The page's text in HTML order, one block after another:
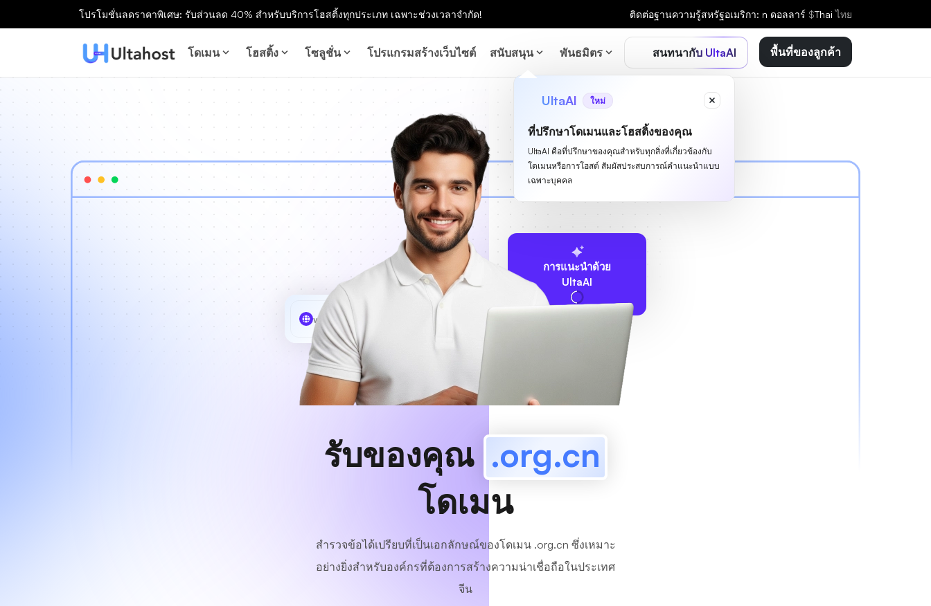
โปรโมชั่นลดราคาพิเศษ: รับส่วนลด 40% สำหรับบริการโฮสติ้งทุกประเภท เฉพาะช่วงเวลาจำกัด! ติดต่อฐานความรู้สหรัฐอเมริกา: n ดอลลาร์ $Thaiไทย
โดเมน โฮสติ้ง โซลูชั่น โปรแกรมสร้างเว็บไซต์ สนับสนุน พันธมิตร สนทนากับ UltaAI
UltaAI ใหม่
ที่ปรึกษาโดเมนและโฮสติ้งของคุณ
UltaAI คือที่ปรึกษาของคุณสำหรับทุกสิ่งที่เกี่ยวข้องกับ
โดเมนหรือการโฮสต์ สัมผัสประสบการณ์คำแนะนำแบบ
เฉพาะบุคคล
พื้นที่ของลูกค้า
การแนะนำด้วย
UltaAI
www MyCafe
รับของคุณ .org.cn
โดเมน
สำรวจข้อได้เปรียบที่เป็นเอกลักษณ์ของโดเมน .org.cn ซึ่งเหมาะ
อย่างยิ่งสำหรับองค์กรที่ต้องการสร้างความน่าเชื่อถือในประเทศ
จีน